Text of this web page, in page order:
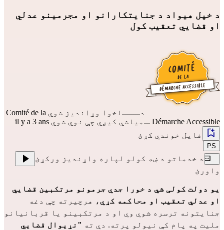
د خپل هیواد د جنایتکارانو او مجرمینو عدلي
او قضايي تعقیب کول
د.........لخوا وړاندیز شوي Comité de la
Démarche Accessible ...میاشي کیږي چې نوي شوي il y a 3 ans
فایل خوندي کړئ
PS
د خدماتو د ښه کولو لپاره واړندیز ورکړئ
واورئ
یو دولت کولی شي د خورا جدي جرمونو مرتکبین قضايي
او عدلي تعقیب او محاکمه کړي، هرچیرته چې دغه
جنایتونه ترسره شوي وي او د مرتکبینو یا قربانیانو
مليت په پام کې نیولو پرته. دې ته "نړیوال قضايي